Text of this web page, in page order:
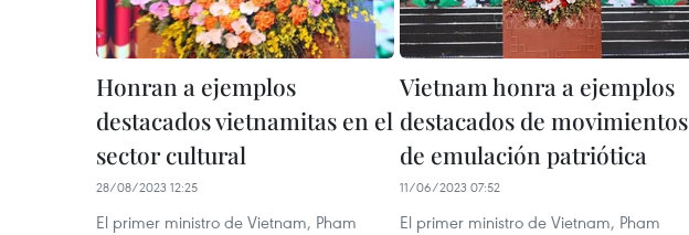
Honran a ejemplos
destacados vietnamitas en el
sector cultural
28/08/2023 12:25
El primer ministro de Vietnam, Pham
Vietnam honra a ejemplos
destacados de movimientos
de emulación patriótica
11/06/2023 07:52
El primer ministro de Vietnam, Pham